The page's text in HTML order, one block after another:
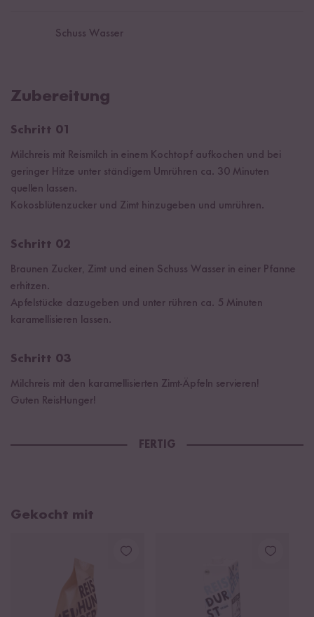
Schuss Wasser
Zubereitung
Schritt 01
Milchreis mit Reismilch in einem Kochtopf aufkochen und bei
geringer Hitze unter ständigem Umrühren ca. 30 Minuten
quellen lassen.
Kokosblütenzucker und Zimt hinzugeben und umrühren.
Schritt 02
Braunen Zucker, Zimt und einen Schuss Wasser in einer Pfanne
erhitzen.
Apfelstücke dazugeben und unter rühren ca. 5 Minuten
karamellisieren lassen.
Schritt 03
Milchreis mit den karamellisierten Zimt-Äpfeln servieren!
Guten ReisHunger!
FERTIG
Gekocht mit